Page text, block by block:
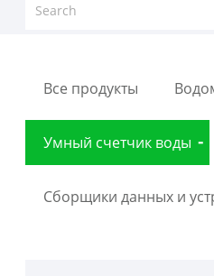
Все продукты
Умный счетчик воды
Сборщики данных и